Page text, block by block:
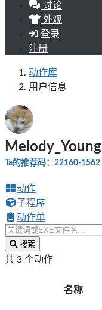
讨论
外观
登录
注册
动作库
用户信息
Melody_Young
Ta的推荐码：22160-1562
动作
子程序
动作单
搜索
共 3 个动作
名称